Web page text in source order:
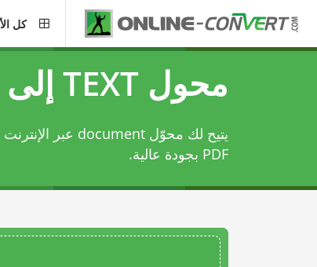
كل
محول TEXT إلى PDF
PDF بجودة عالية.